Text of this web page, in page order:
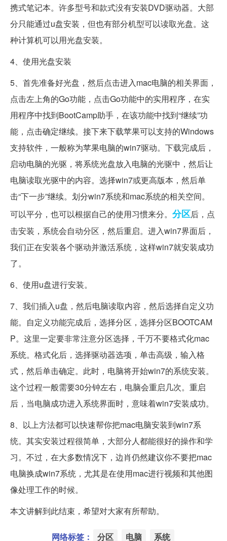
携式笔记本。许多型号和款式没有安装DVD驱动器。大部
分只能通过u盘安装，但也有部分机型可以读取光盘。这
种计算机可以用光盘安装。
4、使用光盘安装
5、首先准备好光盘，然后点击进入mac电脑的相关界面，
点击左上角的Go功能，点击Go功能中的实用程序，在实
用程序中找到BootCamp助手，在该功能中找到“继续”功
能，点击确定继续。接下来下载苹果可以支持的Windows
支持软件，一般称为苹果电脑的win7驱动。下载完成后，
启动电脑的光驱，将系统光盘放入电脑的光驱中，然后让
电脑读取光驱中的内容。选择win7或更高版本，然后单
击“下一步”继续。划分win7系统和mac系统的相关空间。
可以平分，也可以根据自己的使用习惯来分。 分区后，点
击安装，系统会自动分区，然后重启。进入win7界面后，
我们正在安装各个驱动并激活系统，这样win7就安装成功
了。
6、使用u盘进行安装。
7、我们插入u盘，然后电脑读取内容，然后选择自定义功
能。自定义功能完成后，选择分区，选择分区BOOTCAM
P。这里一定要非常注意分区选择，千万不要格式化mac
系统。格式化后，选择驱动器选项，单击高级，输入格
式，然后单击确定。此时，电脑将开始win7的系统安装。
这个过程一般需要30分钟左右，电脑会重启几次。重启
后，当电脑成功进入系统界面时，意味着win7安装成功。
8、以上方法都可以快速帮你把mac电脑安装到win7系
统。其实安装过程很简单，大部分人都能很好的操作和学
习。不过，在大多数情况下，边肖仍然建议你不要把mac
电脑换成win7系统，尤其是在使用mac进行视频和其他图
像处理工作的时候。
本文讲解到此结束，希望对大家有所帮助。
网络标签： 分区 电脑 系统